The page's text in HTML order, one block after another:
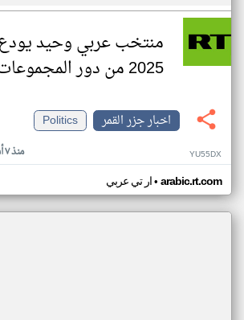
منتخب عربي وحيد
2025 من دور المجموعات
اخبار جزر القمر
Politics
منذ ٧ أشهر YU55DX
ار تي عربي• arabic.rt.com